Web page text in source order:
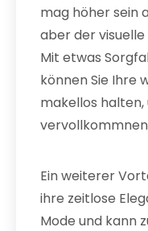
mag höher sein
aber der
Mit etwas
können Sie Ihre
makellos halten,
Ein weiterer
ihre zeitlose
Mode und kann